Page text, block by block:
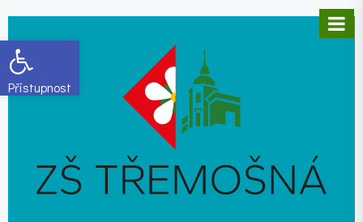
Open toolbar